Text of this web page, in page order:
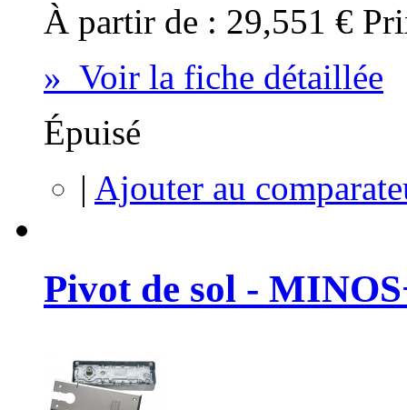
À partir de : 29,551 €
» Voir la fiche détaillée
Épuisé
| Ajouter au
Pivot de sol -